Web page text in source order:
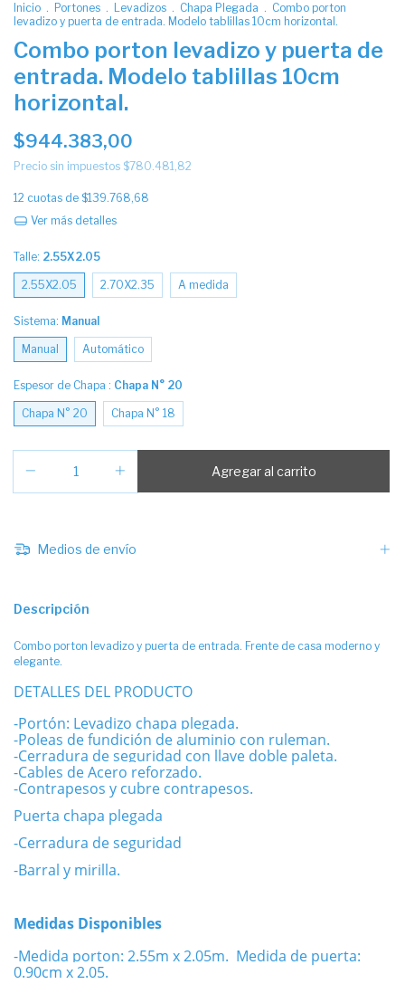
Inicio . Portones . Levadizos . Chapa Plegada . Combo porton
levadizo y puerta de entrada. Modelo tablillas 10cm horizontal.
Combo porton levadizo y puerta de
entrada. Modelo tablillas 10cm
horizontal.
$944.383,00
Precio sin impuestos $780.481,82
12 cuotas de $139.768,68
Ver más detalles
Talle: 2.55X2.05
2.55X2.05 2.70X2.35 A medida
Sistema: Manual
Manual Automático
Espesor de Chapa : Chapa N° 20
Chapa N° 20 Chapa N° 18
Medios de envío
Descripción
Combo porton levadizo y puerta de entrada. Frente de casa moderno y
elegante.
DETALLES DEL PRODUCTO
-Portón: Levadizo chapa plegada.
-Poleas de fundición de aluminio con ruleman.
-Cerradura de seguridad con llave doble paleta.
-Cables de Acero reforzado.
-Contrapesos y cubre contrapesos.
Puerta chapa plegada
-Cerradura de seguridad
-Barral y mirilla.
Medidas Disponibles
-Medida porton: 2.55m x 2.05m. Medida de puerta:
0.90cm x 2.05.